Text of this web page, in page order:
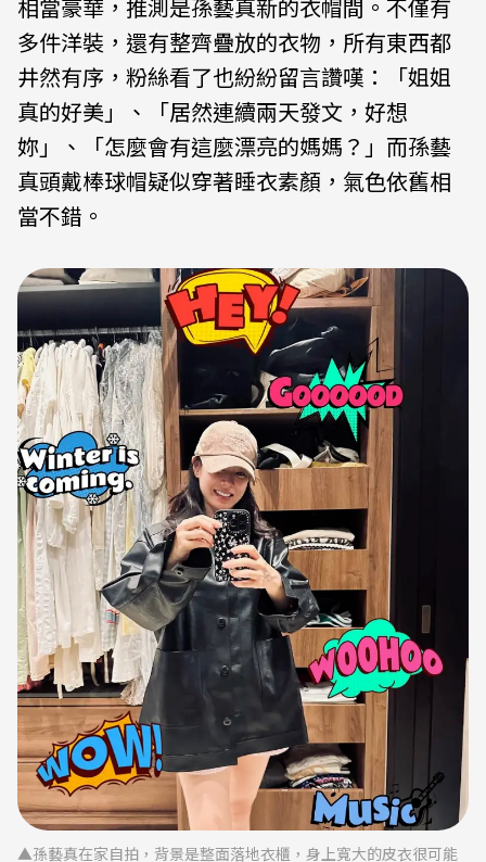
相當豪華，推測是孫藝真新的衣帽間。不僅有
多件洋裝，還有整齊疊放的衣物，所有東西都
井然有序，粉絲看了也紛紛留言讚嘆：「姐姐
真的好美」、「居然連續兩天發文，好想
妳」、「怎麼會有這麼漂亮的媽媽？」而孫藝
真頭戴棒球帽疑似穿著睡衣素顏，氣色依舊相
當不錯。
▲孫藝真在家自拍，背景是整面落地衣櫃，身上寬大的皮衣很可能